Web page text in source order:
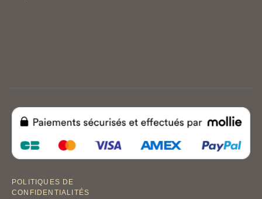
POLITIQUES DE
CONFIDENTIALITÉS